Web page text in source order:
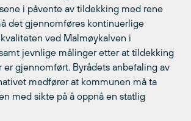
i påvente av tildekking med rene
det gjennomføres kontinuerlige
ved Malmøykalven i
jevnlige målinger etter at tildekking
er gjennomført. Byrådets anbefaling av
medfører at kommunen må ta
med sikte på å oppnå en statlig